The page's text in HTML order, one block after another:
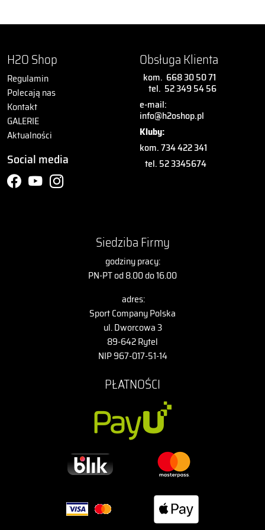
H2O Shop
Regulamin
Polecają nas
Kontakt
GALERIE
Aktualności
Social media
Obsługa Klienta
kom. 668 30 50 71
tel. 52 349 54 56
e-mail:
info@h2oshop.pl
Kluby:
kom. 734 422 341
tel. 52 3345674
Siedziba Firmy
godziny pracy:
PN-PT od 8.00 do 16.00
adres:
Sport Company Polska
ul. Dworcowa 3
89-642 Rytel
NIP 967-017-51-14
PŁATNOŚCI